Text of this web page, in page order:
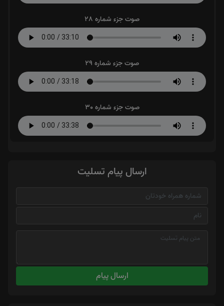
صوت جزء شماره 28
صوت جزء شماره 29
صوت جزء شماره 30
ارسال پیام تسلیت
ارسال پیام